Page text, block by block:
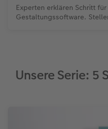
Experten erklären Schritt
Gestaltungssoftware.
Unsere Serie: 5